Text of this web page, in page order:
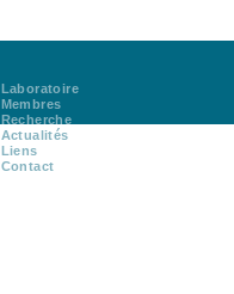
Laboratoire
Membres
Recherche
Actualités
Liens
Contact